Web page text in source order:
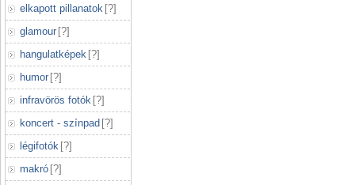
elkapott pillanatok [?]
glamour [?]
hangulatképek [?]
humor [?]
infravörös fotók [?]
koncert - színpad [?]
légifotók [?]
makró [?]